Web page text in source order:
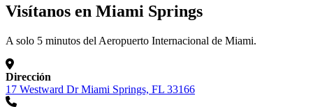
Visítanos en Miami Springs
A solo 5 minutos del Aeropuerto Internacional de Miami.
Dirección
17 Westward Dr Miami Springs, FL 33166